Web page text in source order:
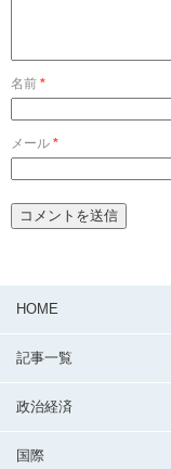
名前 *
メール *
HOME
記事一覧
政治経済
国際